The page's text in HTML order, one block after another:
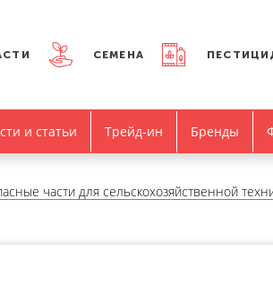
СЕМЕНА
и статьи Трейд-ин Бренды
части для сельскохозяйственной